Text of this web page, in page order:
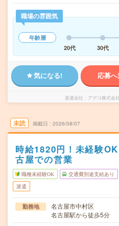
職場の雰囲気
年齢層
20代
30代
気になる! 応募
派遣会社 アデコ株式会
未読 掲載日 2026/08/07
時給1820円！未経験
古屋での営業
職種未経験OK 交通費別途支給あり
派遣
勤務地
名古屋市中村区
名古屋駅から徒歩5分